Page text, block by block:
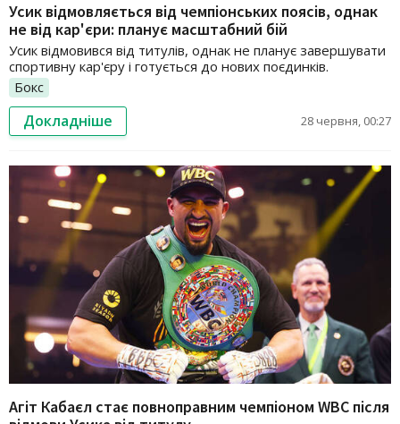
Усик відмовляється від чемпіонських поясів, однак
не від кар'єри: планує масштабний бій
Усик відмовився від титулів, однак не планує завершувати
спортивну кар'єру і готується до нових поєдинків.
Бокс
Докладніше 28 червня, 00:27
Агіт Кабаєл стає повноправним чемпіоном WBC після